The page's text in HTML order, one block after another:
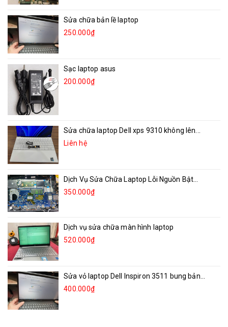
Sửa chữa bản lề laptop
250.000₫
Sạc laptop asus
200.000₫
Sửa chữa laptop Dell xps 9310 không lên...
Liên hệ
Dịch Vụ Sửa Chữa Laptop Lỗi Nguồn Bật...
350.000₫
Dịch vụ sửa chữa màn hình laptop
520.000₫
Sửa vỏ laptop Dell Inspiron 3511 bung bản...
400.000₫